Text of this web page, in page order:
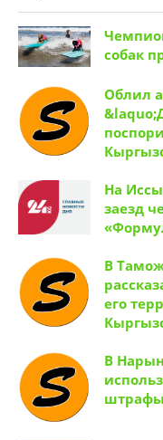
собак
Облил
На
заезд
В
его
В
штрафы